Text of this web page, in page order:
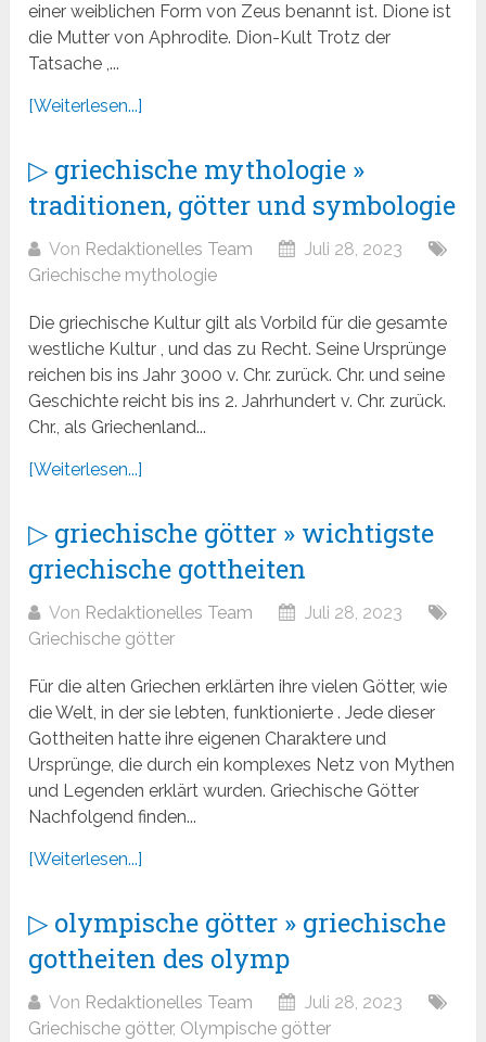
einer weiblichen Form von Zeus benannt ist. Dione ist
die Mutter von Aphrodite. Dion-Kult Trotz der
Tatsache ,...
[Weiterlesen...]
▷ griechische mythologie »
traditionen, götter und symbologie
Von Redaktionelles Team
Juli 28, 2023
Griechische mythologie
Die griechische Kultur gilt als Vorbild für die gesamte
westliche Kultur , und das zu Recht. Seine Ursprünge
reichen bis ins Jahr 3000 v. Chr. zurück. Chr. und seine
Geschichte reicht bis ins 2. Jahrhundert v. Chr. zurück.
Chr., als Griechenland...
[Weiterlesen...]
▷ griechische götter » wichtigste
griechische gottheiten
Von Redaktionelles Team
Juli 28, 2023
Griechische götter
Für die alten Griechen erklärten ihre vielen Götter, wie
die Welt, in der sie lebten, funktionierte . Jede dieser
Gottheiten hatte ihre eigenen Charaktere und
Ursprünge, die durch ein komplexes Netz von Mythen
und Legenden erklärt wurden. Griechische Götter
Nachfolgend finden...
[Weiterlesen...]
▷ olympische götter » griechische
gottheiten des olymp
Von Redaktionelles Team
Juli 28, 2023
Griechische götter, Olympische götter